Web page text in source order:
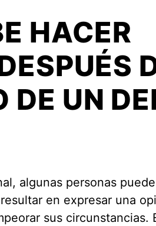
HACER
DE UN
algunas personas
en expresar una
sus circunstancias.